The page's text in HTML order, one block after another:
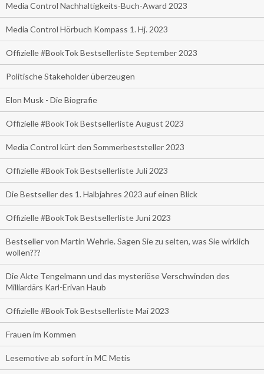
Media Control Nachhaltigkeits-Buch-Award 2023
Media Control Hörbuch Kompass 1. Hj. 2023
Offizielle #BookTok Bestsellerliste September 2023
Politische Stakeholder überzeugen
Elon Musk - Die Biografie
Offizielle #BookTok Bestsellerliste August 2023
Media Control kürt den Sommerbeststeller 2023
Offizielle #BookTok Bestsellerliste Juli 2023
Die Bestseller des 1. Halbjahres 2023 auf einen Blick
Offizielle #BookTok Bestsellerliste Juni 2023
Bestseller von Martin Wehrle. Sagen Sie zu selten, was Sie wirklich
wollen???
Die Akte Tengelmann und das mysteriöse Verschwinden des
Milliardärs Karl-Erivan Haub
Offizielle #BookTok Bestsellerliste Mai 2023
Frauen im Kommen
Lesemotive ab sofort in MC Metis